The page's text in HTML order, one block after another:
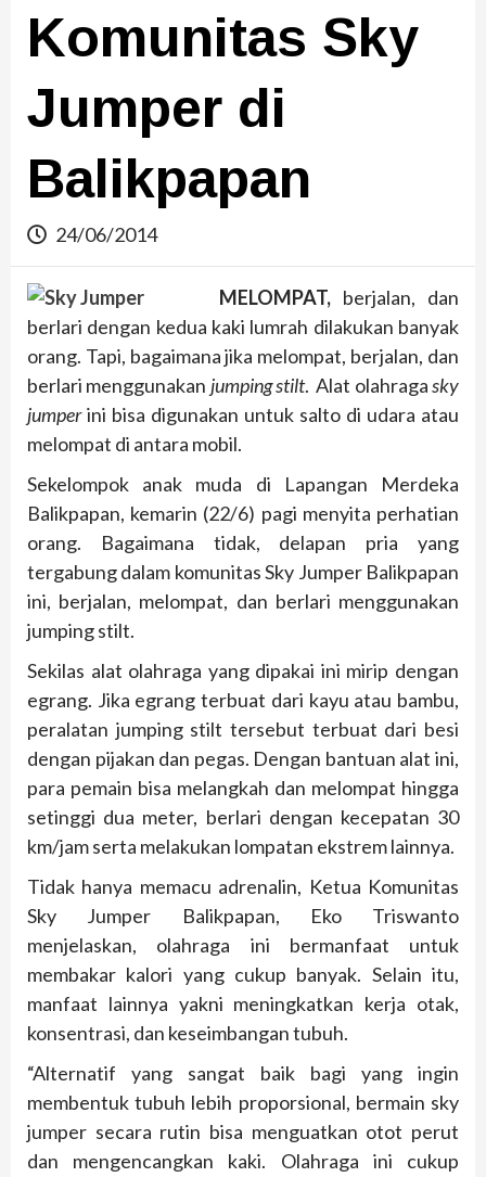
Komunitas Sky
Jumper di
Balikpapan
24/06/2014
MELOMPAT, berjalan, dan
berlari dengan kedua kaki lumrah dilakukan banyak
orang. Tapi, bagaimana jika melompat, berjalan, dan
berlari menggunakan jumping stilt. Alat olahragasky
jumperini bisa digunakan untuk salto di udara atau
melompat di antara mobil.
Sekelompok anak muda di Lapangan Merdeka
Balikpapan, kemarin (22/6) pagi menyita perhatian
orang. Bagaimana tidak, delapan pria yang
tergabung dalam komunitas Sky Jumper Balikpapan
ini, berjalan, melompat, dan berlari menggunakan
jumping stilt.
Sekilas alat olahraga yang dipakai ini mirip dengan
egrang. Jika egrang terbuat dari kayu atau bambu,
peralatan jumping stilt tersebut terbuat dari besi
dengan pijakan dan pegas. Dengan bantuan alat ini,
para pemain bisa melangkah dan melompat hingga
setinggi dua meter, berlari dengan kecepatan 30
km/jam serta melakukan lompatan ekstrem lainnya.
Tidak hanya memacu adrenalin, Ketua Komunitas
Sky Jumper Balikpapan, Eko Triswanto
menjelaskan, olahraga ini bermanfaat untuk
membakar kalori yang cukup banyak. Selain itu,
manfaat lainnya yakni meningkatkan kerja otak,
konsentrasi, dan keseimbangan tubuh.
“Alternatif yang sangat baik bagi yang ingin
membentuk tubuh lebih proporsional, bermain sky
jumper secara rutin bisa menguatkan otot perut
dan mengencangkan kaki. Olahraga ini cukup